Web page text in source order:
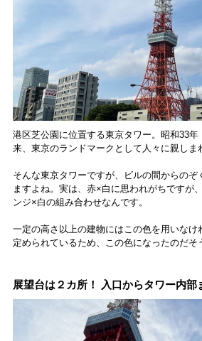
港区芝公園に位置する東京タワー。昭和33年
来、東京のランドマークとして人々に親しま
そんな東京タワーですが、ビルの間からのぞ
ますよね。実は、赤×白に思われがちですが
ンジ×白の組み合わせなんです。
一定の高さ以上の建物にはこの色を用いなけ
定められているため、この色になったのだそ
展望台は２カ所！ 入口からタワー内部